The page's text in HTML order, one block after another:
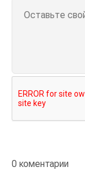
0 коментарии